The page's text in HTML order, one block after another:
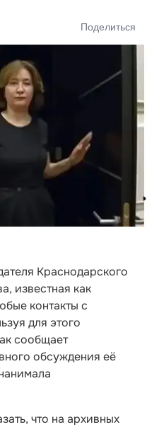
Поделиться
Краснодарского
известная как
контакты с
для этого
сообщает
обсуждения её
что на архивных